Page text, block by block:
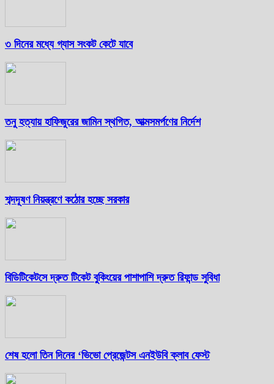
৩ দিনের মধ্যে গ্যাস সংকট কেটে যাবে
তনু হত্যায় হাফিজুরের জামিন স্থগিত, আত্মসমর্পণের নির্দেশ
শব্দদূষণ নিয়ন্ত্রণে কঠোর হচ্ছে সরকার
বিডিটিকেটসে দ্রুত টিকেট বুকিংয়ের পাশাপাশি দ্রুত রিফান্ড সুবিধা
শেষ হলো তিন দিনের ‘ভিভো প্রেজেন্টস এনইউবি ক্লাব ফেস্ট